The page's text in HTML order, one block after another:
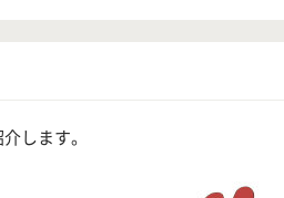
します。